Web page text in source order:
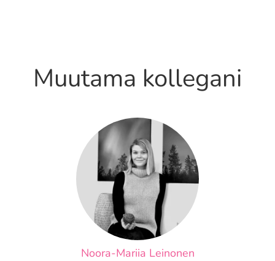
Muutama kollegani
Noora-Mariia Leinonen